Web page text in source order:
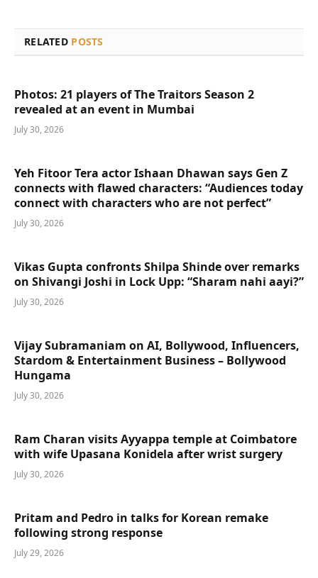
RELATED POSTS
Photos: 21 players of The Traitors Season 2
revealed at an event in Mumbai
July 30, 2026
Yeh Fitoor Tera actor Ishaan Dhawan says Gen Z
connects with flawed characters: “Audiences today
connect with characters who are not perfect”
July 30, 2026
Vikas Gupta confronts Shilpa Shinde over remarks
on Shivangi Joshi in Lock Upp: “Sharam nahi aayi?”
July 30, 2026
Vijay Subramaniam on AI, Bollywood, Influencers,
Stardom & Entertainment Business – Bollywood
Hungama
July 30, 2026
Ram Charan visits Ayyappa temple at Coimbatore
with wife Upasana Konidela after wrist surgery
July 30, 2026
Pritam and Pedro in talks for Korean remake
following strong response
July 29, 2026